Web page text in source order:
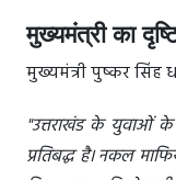
मुख्यमंत्री का
मुख्यमंत्री पुष्कर सिंह
"उत्तराखंड के युवाओं
प्रतिबद्ध है। नकल